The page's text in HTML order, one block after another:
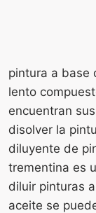
pintura a base
lento
encuentran
disolver la
diluyente de
trementina es
diluir pinturas
aceite se